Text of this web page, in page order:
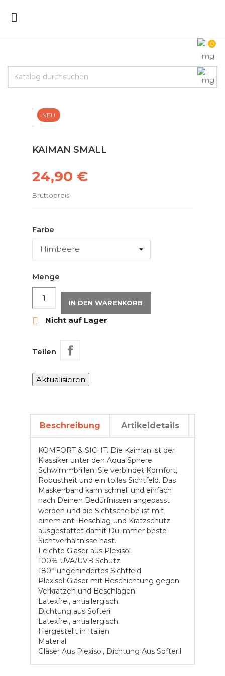

0
NEU
KAIMAN SMALL
24,90 €
Bruttopreis
Farbe
Menge
IN DEN WARENKORB
 Nicht auf Lager
Teilen
Beschreibung Artikeldetails
KOMFORT & SICHT. Die Kaiman ist der
Klassiker unter den Aqua Sphere
Schwimmbrillen. Sie verbindet Komfort,
Robustheit und ein tolles Sichtfeld. Das
Maskenband kann schnell und einfach
nach Deinen Bedürfnissen angepasst
werden und die Sichtscheibe ist mit
einem anti-Beschlag und Kratzschutz
ausgestattet damit Du immer beste
Sichtverhältnisse hast.
Leichte Gläser aus Plexisol
100% UVA/UVB Schutz
180° ungehindertes Sichtfeld
Plexisol-Gläser mit Beschichtung gegen
Verkratzen und Beschlagen
Latexfrei, antiallergisch
Dichtung aus Softeril
Latexfrei, antiallergisch
Hergestellt in Italien
Material:
Gläser Aus Plexisol, Dichtung Aus Softeril